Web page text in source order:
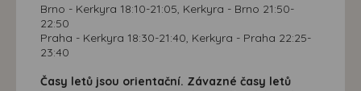
Brno - Kerkyra 18:10-21:05, Kerkyra - Brno 21:50-
22:50
Praha - Kerkyra 18:30-21:40, Kerkyra - Praha 22:25-
23:40
Časy letů jsou orientační. Závazné časy letů